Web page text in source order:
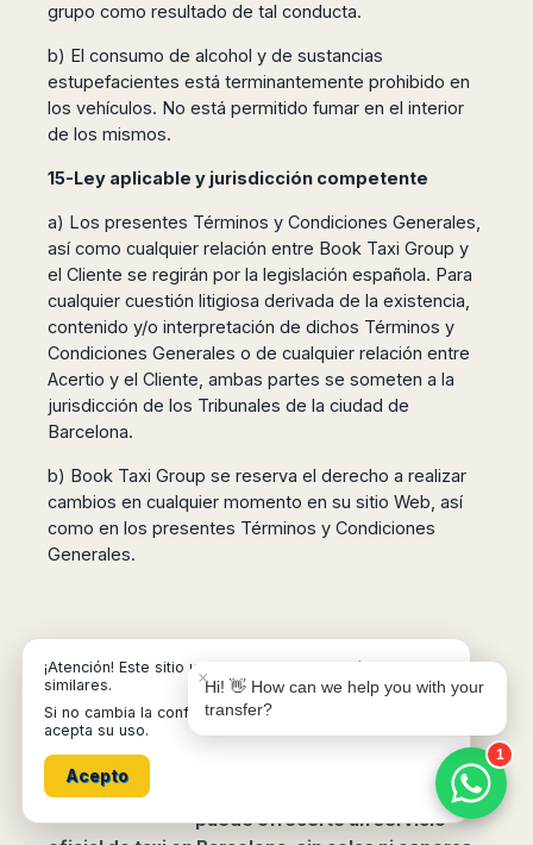
grupo como resultado de tal conducta.
b) El consumo de alcohol y de sustancias
estupefacientes está terminantemente prohibido en
los vehículos. No está permitido fumar en el interior
de los mismos.
15-Ley aplicable y jurisdicción competente
a) Los presentes Términos y Condiciones Generales,
así como cualquier relación entre Book Taxi Group y
el Cliente se regirán por la legislación española. Para
cualquier cuestión litigiosa derivada de la existencia,
contenido y/o interpretación de dichos Términos y
Condiciones Generales o de cualquier relación entre
Acertio y el Cliente, ambas partes se someten a la
jurisdicción de los Tribunales de la ciudad de
Barcelona.
b) Book Taxi Group se reserva el derecho a realizar
cambios en cualquier momento en su sitio Web, así
como en los presentes Términos y Condiciones
Generales.
¡Atención! Este sitio usa cookies y tecnologías
similares.
Si no cambia la configuración de su navegador, usted
acepta su uso.
Acepto
Reserva tu taxi en
Todas las garantías que solo
puede ofrecerte un servicio
1
×Hi! 👋 How can we help you with your
transfer?
Book Taxi Group